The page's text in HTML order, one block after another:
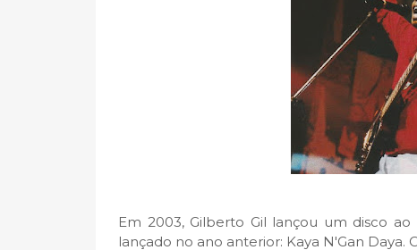
Em 2003, Gilberto Gil lançou um disco
lançado no ano anterior: Kaya N'Gan